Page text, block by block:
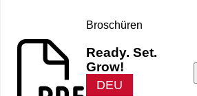
Broschüren
Ready. Set.
Grow!
DEU